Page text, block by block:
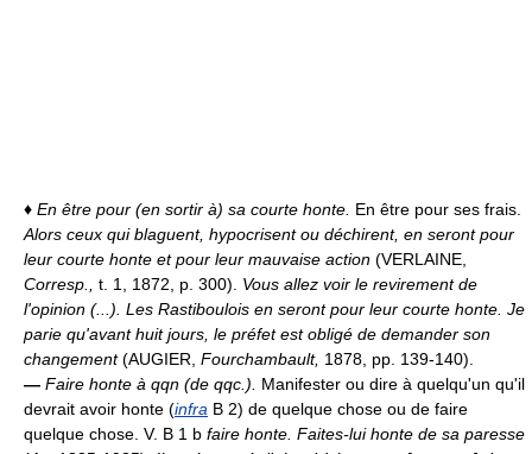
♦ En être pour (en sortir à) sa courte honte. En être pour ses frais.
Alors ceux qui blaguent, hypocrisent ou déchirent, en seront pour
leur courte honte et pour leur mauvaise action (VERLAINE,
Corresp., t. 1, 1872, p. 300). Vous allez voir le revirement de
l'opinion (...). Les Rastiboulois en seront pour leur courte honte. Je
parie qu'avant huit jours, le préfet est obligé de demander son
changement(AUGIER, Fourchambault, 1878, pp. 139-140).
— Faire honte à qqn (de qqc.). Manifester ou dire à quelqu'un qu'il
devrait avoir honte (infra B 2) de quelque chose ou de faire
quelque chose. V. B 1 b faire honte. Faites-lui honte de sa paresse